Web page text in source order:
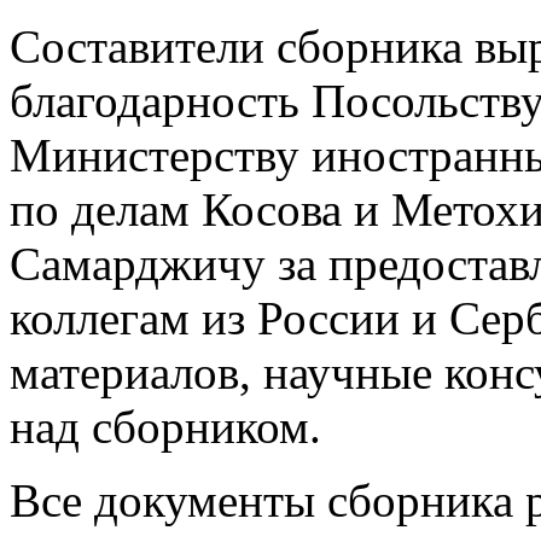
Составители сборника
благодарность
Министерству
по делам Косова и
Самарджичу за
коллегам из России и
материалов, научные
над сборником.
Все документы сборника